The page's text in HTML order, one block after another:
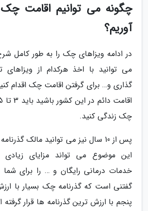
چگونه می توانیم اقامت
آوریم؟
در ادامه ویزاهای چک را به طور کامل
می توانید با اخذ هرکدام از ویزاهای
گذاری و… برای گرفتن اقامت چک اقدام
چک زندگی کنید.
پس از 10 سال نیز می توانید مالک
این موضوع می تواند مزایای زیادی
خدمات درمانی رایگان و … را برای شما
گفتنی است که گذرنامه چک بسیار با
پنجم با ارزش ترین گذرنامه ها قرار